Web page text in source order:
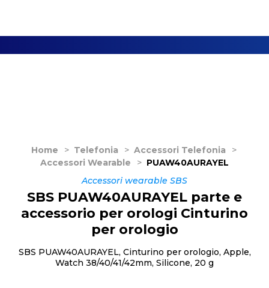
Home > Telefonia > Accessori Telefonia
>
Accessori Wearable
> PUAW40AURAYEL
Accessori wearable SBS
SBS PUAW40AURAYEL parte e
accessorio per orologi Cinturino
per orologio
SBS PUAW40AURAYEL, Cinturino per orologio, Apple,
Watch 38/40/41/42mm, Silicone, 20 g